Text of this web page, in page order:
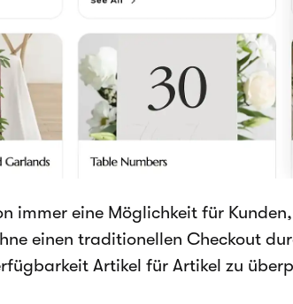
immer eine Möglichkeit für
einen traditionellen Checkout
Artikel für Artikel zu